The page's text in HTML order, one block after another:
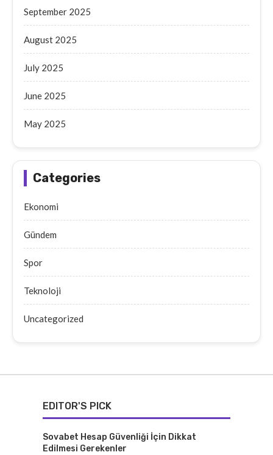
September 2025
August 2025
July 2025
June 2025
May 2025
Categories
Ekonomi
Gündem
Spor
Teknoloji
Uncategorized
EDITOR'S PICK
Sovabet Hesap Güvenliği İçin Dikkat
Edilmesi Gerekenler